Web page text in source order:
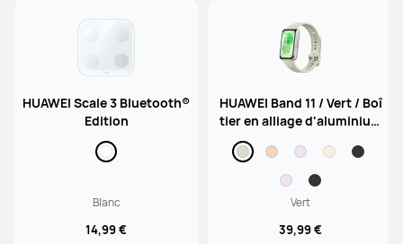
HUAWEI Scale 3 Bluetooth®
Edition
Blanc
14,99 €
HUAWEI Band 11 / Vert / Boî
tier en alliage d'aluminium
/ Écran tactile / Suivi de so
mmeil / Bluetooth / Autono
mie de 14 jours / Étanchéit
é 5 ATM / Compatible avec i
OS et Android
Vert
39,99 €